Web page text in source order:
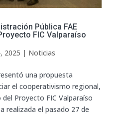
Pública FAE
FIC Valparaíso
2025 | Noticias
una propuesta
el cooperativismo regional,
Proyecto FIC Valparaíso
realizada el pasado 27 de